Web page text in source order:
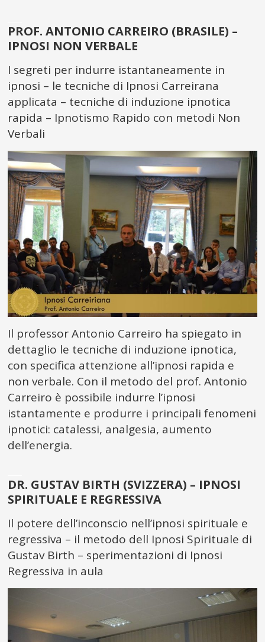
PROF. ANTONIO CARREIRO (BRASILE) –
IPNOSI NON VERBALE
I segreti per indurre istantaneamente in
ipnosi – le tecniche di Ipnosi Carreirana
applicata – tecniche di induzione ipnotica
rapida – Ipnotismo Rapido con metodi Non
Verbali
Il professor Antonio Carreiro ha spiegato in
dettaglio le tecniche di induzione ipnotica,
con specifica attenzione all’ipnosi rapida e
non verbale. Con il metodo del prof. Antonio
Carreiro è possibile indurre l’ipnosi
istantamente e produrre i principali fenomeni
ipnotici: catalessi, analgesia, aumento
dell’energia.
DR. GUSTAV BIRTH (SVIZZERA) – IPNOSI
SPIRITUALE E REGRESSIVA
Il potere dell’inconscio nell’ipnosi spirituale e
regressiva – il metodo dell Ipnosi Spirituale di
Gustav Birth – sperimentazioni di Ipnosi
Regressiva in aula